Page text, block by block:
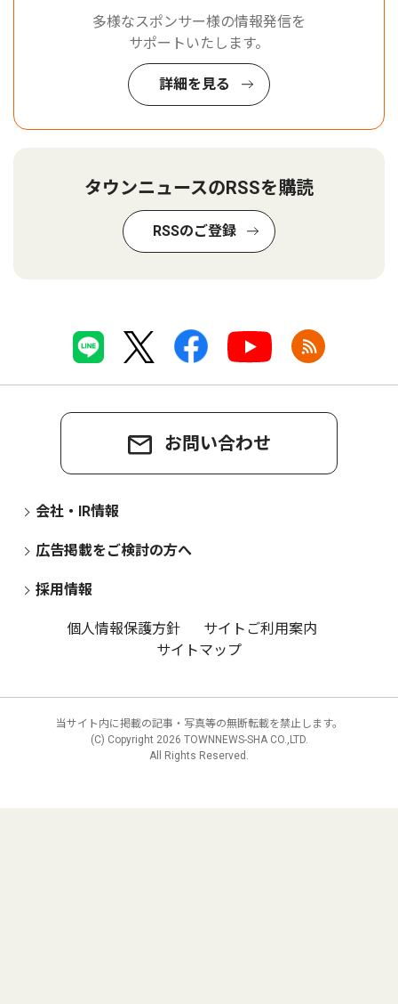
多様なスポンサー様の情報発信を
サポートいたします。
詳細を見る
タウンニュースのRSSを購読
RSSのご登録
お問い合わせ
会社・IR情報
広告掲載をご検討の方へ
採用情報
個人情報保護方針
サイトご利用案内
サイトマップ
当サイト内に掲載の記事・写真等の無断転載を禁止します。
(C) Copyright 2026 TOWNNEWS-SHA CO.,LTD.
All Rights Reserved.